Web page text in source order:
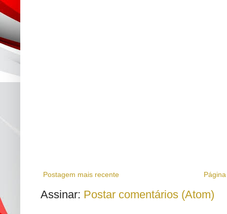
Postagem mais recente
Assinar: Postar comentários (Atom)